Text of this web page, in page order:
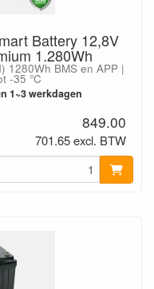
Battery 12,8V
1.280Wh
1280Wh BMS en APP |
-35 °C
1~3 werkdagen
849.00
701.65 excl. BTW